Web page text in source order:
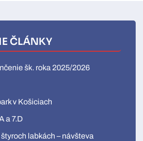
ČLÁNKY
šk. roka 2025/2026
v Košiciach
a 7.D
labkách – návšteva